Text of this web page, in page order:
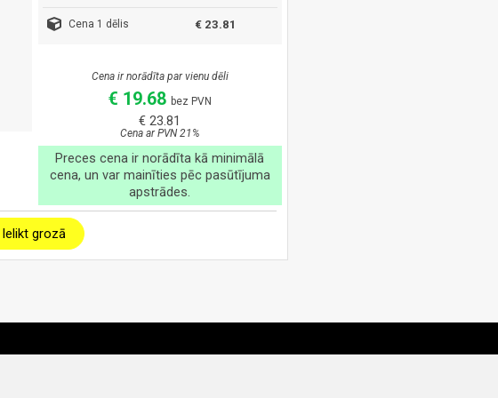
Cena 1 dēlis € 23.81
Cena ir norādīta par vienu dēli
€ 19.68 bez PVN
€ 23.81
Cena ar PVN 21%
Preces cena ir norādīta kā minimālā
cena, un var mainīties pēc pasūtījuma
apstrādes.
Ielikt grozā